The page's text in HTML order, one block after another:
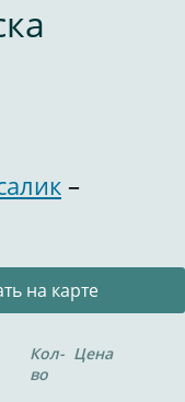
–
на карте
Кол-
во
Цена